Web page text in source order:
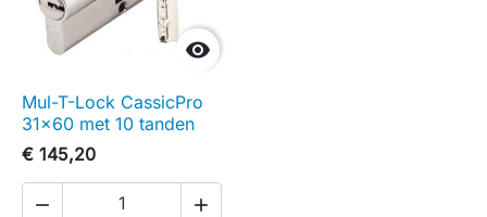

Mul-T-Lock CassicPro
31x60 met 10 tanden
€ 145,20
 